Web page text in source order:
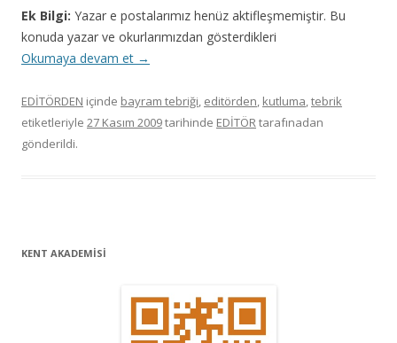
Ek Bilgi: Yazar e postalarımız henüz aktifleşmemiştir. Bu
konuda yazar ve okurlarımızdan gösterdikleri
Okumaya devam et →
EDİTÖRDEN içinde bayram tebriği, editörden, kutluma,tebrik
etiketleriyle 27 Kasım 2009tarihinde EDİTÖRtarafınadan
gönderildi.
KENT AKADEMİSİ